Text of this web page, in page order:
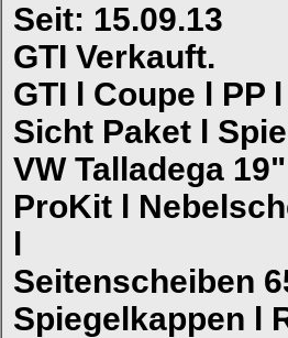
Seit: 15.09.13
GTI Verkauft.
GTI l Coupe l PP
Sicht Paket l
VW Talladega
ProKit l
l
Seitenscheiben
Spiegelkappen l